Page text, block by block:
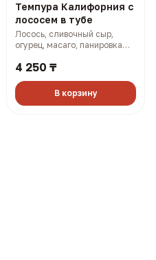
Темпура Калифорния с
лососем в тубе
Лосось, сливочный сыр,
огурец, масаго, панировка
4 250 ₸
В корзину